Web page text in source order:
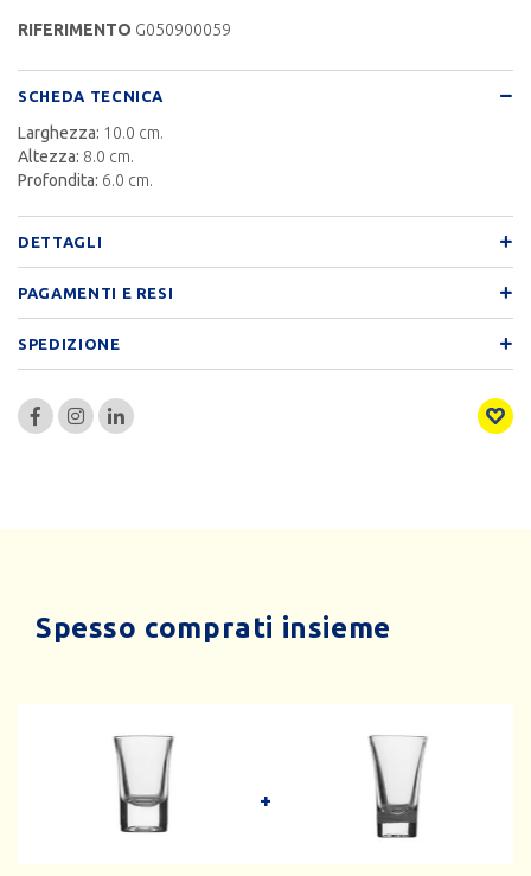
RIFERIMENTO G050900059
SCHEDA TECNICA
Larghezza: 10.0 cm.
Altezza: 8.0 cm.
Profondita: 6.0 cm.
DETTAGLI
PAGAMENTI E RESI
SPEDIZIONE
Spesso comprati insieme